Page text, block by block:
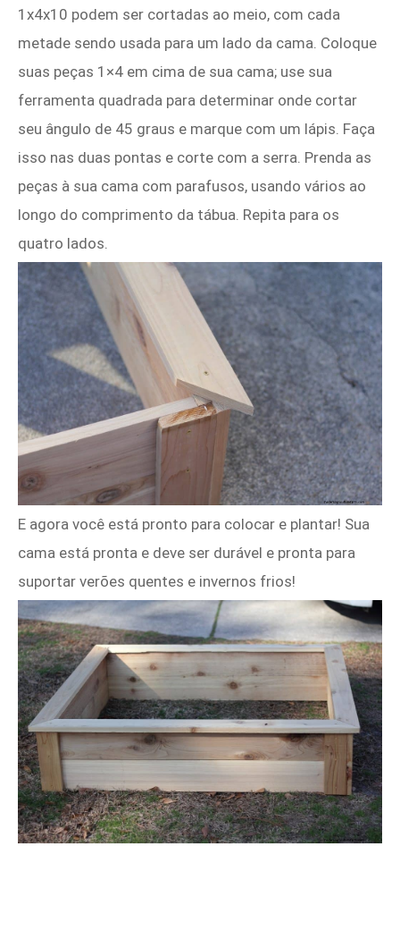
1x4x10 podem ser cortadas ao meio, com cada
metade sendo usada para um lado da cama. Coloque
suas peças 1×4 em cima de sua cama; use sua
ferramenta quadrada para determinar onde cortar
seu ângulo de 45 graus e marque com um lápis. Faça
isso nas duas pontas e corte com a serra. Prenda as
peças à sua cama com parafusos, usando vários ao
longo do comprimento da tábua. Repita para os
quatro lados.
E agora você está pronto para colocar e plantar! Sua
cama está pronta e deve ser durável e pronta para
suportar verões quentes e invernos frios!